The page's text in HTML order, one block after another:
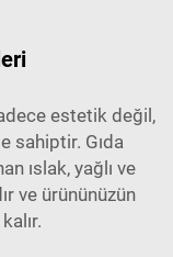
estetik değil,
sahiptir. Gıda
ıslak, yağlı ve
ve ürününüzün